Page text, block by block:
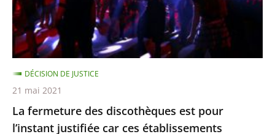
l’instant
justifiée
car
ces
établissements
présentent
des
risques
La fermeture des discothèques est pour
l’instant justifiée car ces établissements
DÉCISION DE JUSTICE
21 mai 2021